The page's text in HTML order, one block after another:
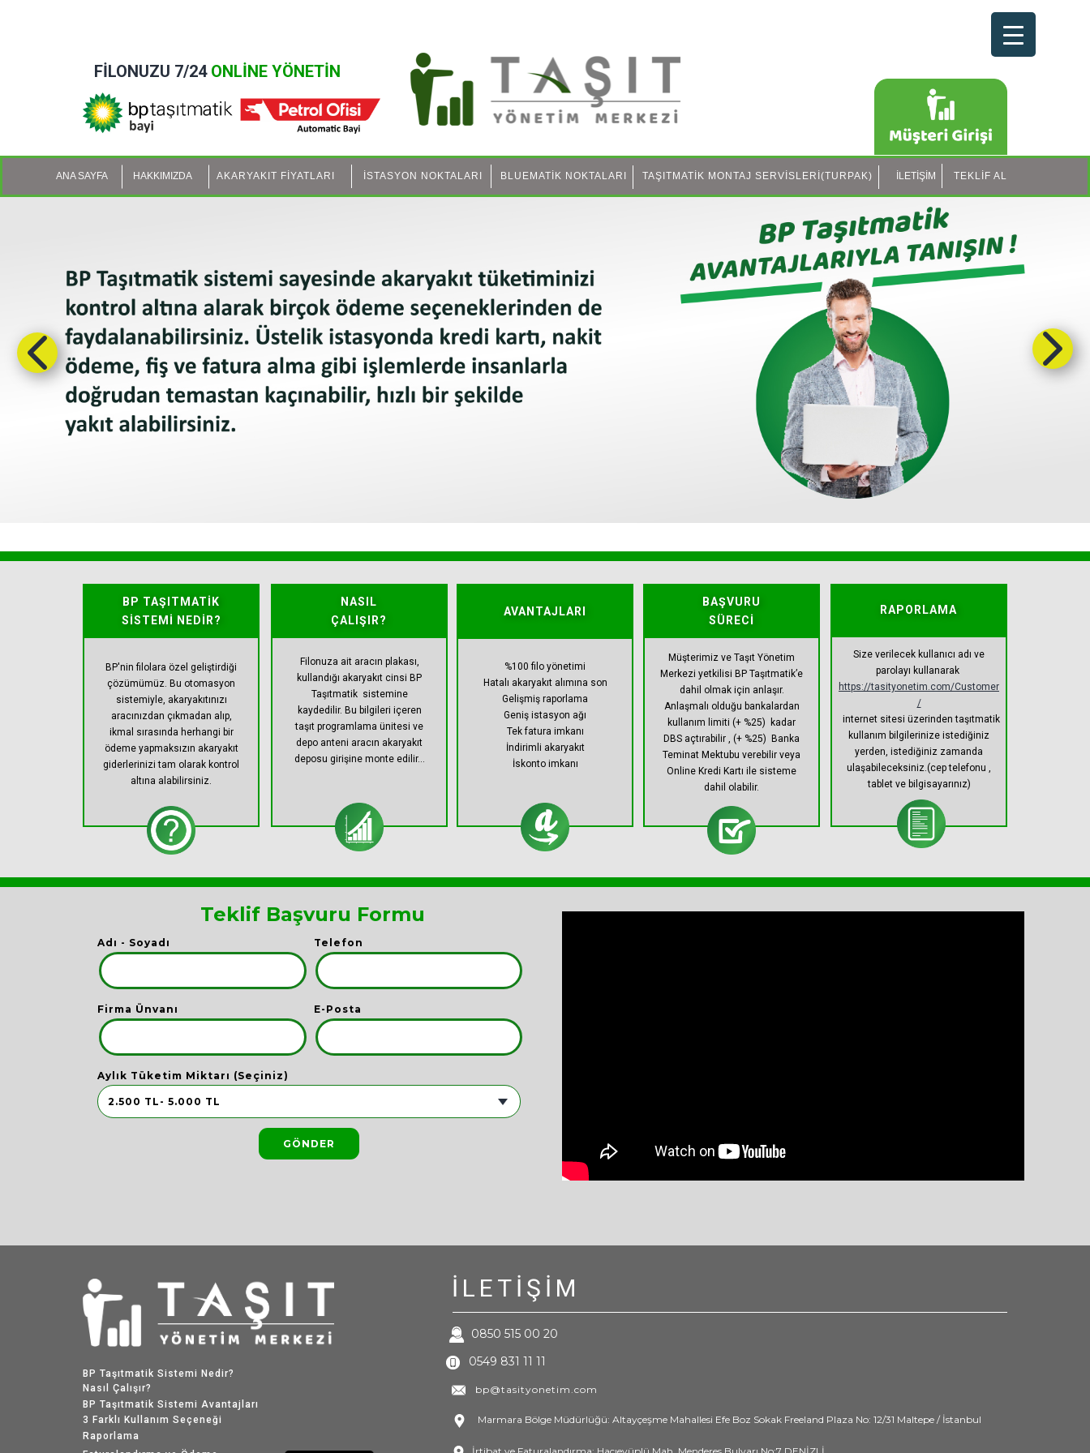
FİLONUZU 7/24 ONLİNE YÖNETİN
HAKKIMIZDA AKARYAKIT FİYATLARI İSTASYON NOKTALARI TEKLİF AL
İLETİŞİM
TAŞITMATİK MONTAJ SERVİSLERİ(TURPAK)
ANA SAYFA BLUEMATİK NOKTALARI
NASIL
ÇALIŞIR?
Filonuza ait aracın plakası,
kullandığı akaryakıt cinsi BP
Taşıtmatik sistemine
kaydedilir. Bu bilgileri içeren
taşıt programlama ünitesi ve
depo anteni aracın akaryakıt
deposu girişine monte edilir...
BAŞVURU
SÜRECİ
Müşterimiz ve Taşıt Yönetim
Merkezi yetkilisi BP Taşıtmatik’e
dahil olmak için anlaşır.
Anlaşmalı olduğu bankalardan
kullanım limiti (+ %25) kadar
DBS açtırabilir , (+ %25) Banka
Teminat Mektubu verebilir veya
Online Kredi Kartı ile sisteme
dahil olabilir.
AVANTAJLARI
%100 filo yönetimi
Hatalı akaryakıt alımına son
Gelişmiş raporlama
Geniş istasyon ağı
Tek fatura imkanı
İndirimli akaryakıt
İskonto imkanı
BP TAŞITMATİK
SİSTEMİ NEDİR?
BP'nin filolara özel geliştirdiği
çözümümüz. Bu otomasyon
sistemiyle, akaryakıtınızı
aracınızdan çıkmadan alıp,
ikmal sırasında herhangi bir
ödeme yapmaksızın akaryakıt
giderlerinizi tam olarak kontrol
altına alabilirsiniz.
RAPORLAMA
Size verilecek kullanıcı adı ve
parolayı kullanarak
https://tasityonetim.com/Customer
/
internet sitesi üzerinden taşıtmatik
kullanım bilgilerinize istediğiniz
yerden, istediğiniz zamanda
ulaşabileceksiniz.(cep telefonu ,
tablet ve bilgisayarınız)
Teklif Başvuru Formu
Adı - Soyadı Telefon
Firma Ünvanı E-Posta
Aylık Tüketim Miktarı (Seçiniz)
GÖNDER
İLETİŞİ M
​ 0850 515 00 20
0549 831 11 11
BP Taşıtmatik Sistemi Nedir?
Nasıl Çalışır?
BP Taşıtmatik Sistemi Avantajları
3 Farklı Kullanım Seçeneği
bp@tasityonetim.com
Marmara Bölge Müdürlüğü: ​Altayçeşme Mahallesi Efe Boz Sokak Freeland Plaza No: 12/31 Maltepe / İstanbul
Raporlama